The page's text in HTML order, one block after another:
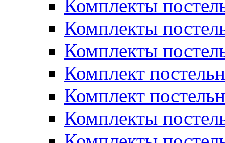
Комплекты
Комплекты
Комплекты
Комплект
Комплект
Комплекты